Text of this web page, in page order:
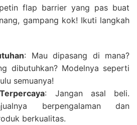
flap barrier yang pas buat
gampang kok! Ikuti langkah
: Mau dipasang di mana?
dibutuhkan? Modelnya seperti
semuanya!
: Jangan asal beli.
berpengalaman dan
berkualitas.